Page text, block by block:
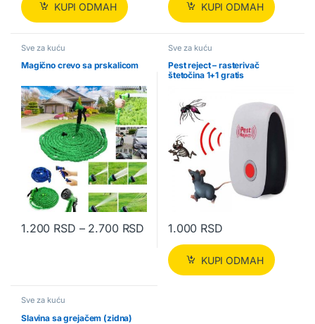
KUPI ODMAH KUPI ODMAH
Sve za kuću
Magično crevo sa prskalicom
1.200 RSD – 2.700 RSD Raspon cena: od 1.200 RSD do
Sve za kuću
Pest reject – rasterivač
štetočina 1+1 gratis
1.000 RSD
KUPI ODMAH
Sve za kuću
Slavina sa grejačem (zidna)